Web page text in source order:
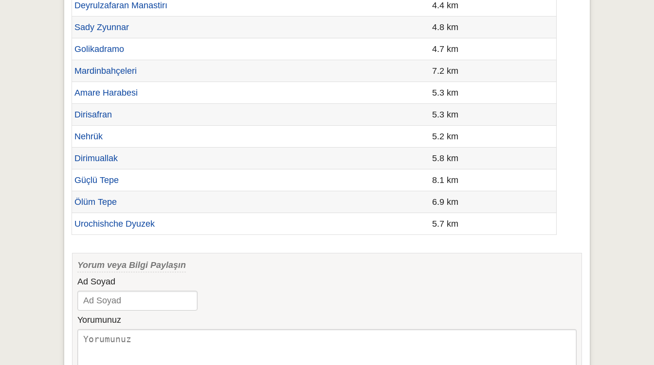
Deyrulzafaran Manastirı 4.4 km
Sady Zyunnar 4.8 km
Golikadramo 4.7 km
Mardinbahçeleri 7.2 km
Amare Harabesi 5.3 km
Dirisafran 5.3 km
Nehrük 5.2 km
Dirimuallak 5.8 km
Güçlü Tepe 8.1 km
Ölüm Tepe 6.9 km
Urochishche Dyuzek 5.7 km
Yorum veya Bilgi Paylaşın
Ad Soyad
Yorumunuz